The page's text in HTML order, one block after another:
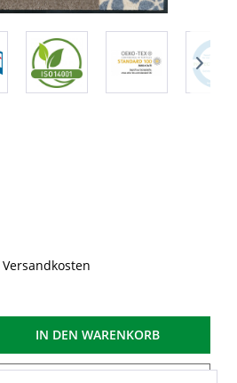
Versandkosten
IN DEN WARENKORB